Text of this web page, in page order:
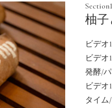
Section1
柚
ビデ
ビデ
発酵/
ビデ
タイム